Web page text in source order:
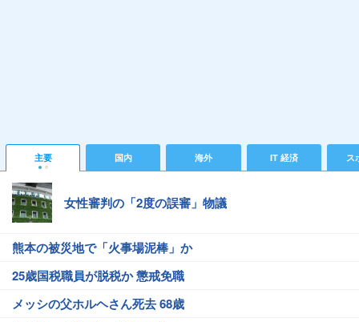
主要 国内 海外 IT 経済 ス
女性審判の「2度の誤審」物議
熊本の被災地で「火事場泥棒」か
25歳国税職員が脱税か 懲戒免職
メッシの父ホルヘさん死去 68歳